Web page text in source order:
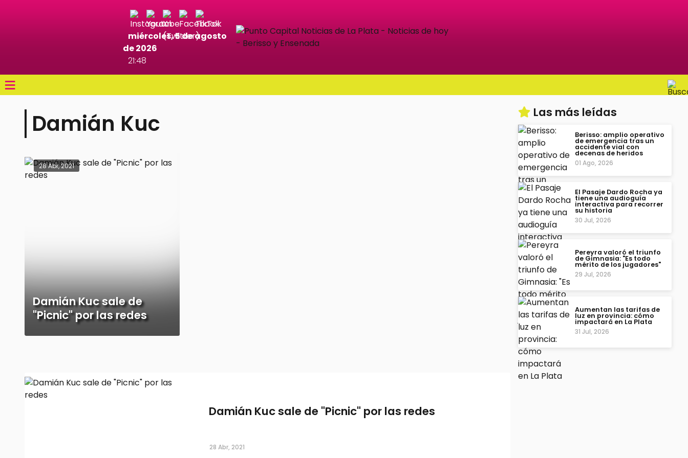
miércoles, 5 de agosto
de 2026
21:48
≡
Las más leídas
Berisso: amplio operativo
de emergencia tras un
accidente vial con
decenas de heridos
01 Ago, 2026
El Pasaje Dardo Rocha ya
tiene una audioguía
interactiva para recorrer
su historia
30 Jul, 2026
Pereyra valoró el triunfo
de Gimnasia: "Es todo
mérito de los jugadores"
29 Jul, 2026
Aumentan las tarifas de
luz en provincia: cómo
impactará en La Plata
31 Jul, 2026
Damián Kuc
28 Abr, 2021
Damián Kuc sale de
"Picnic" por las redes
Damián Kuc sale de "Picnic" por las redes
28 Abr, 2021